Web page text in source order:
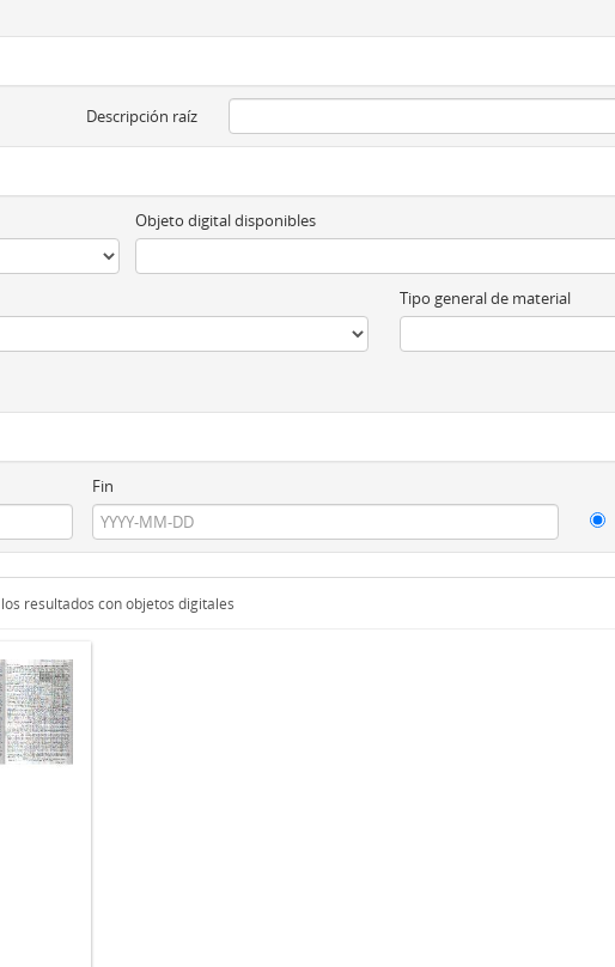
Descripción raíz
Objeto digital disponibles
Tipo general de material
Fin
resultados con objetos digitales